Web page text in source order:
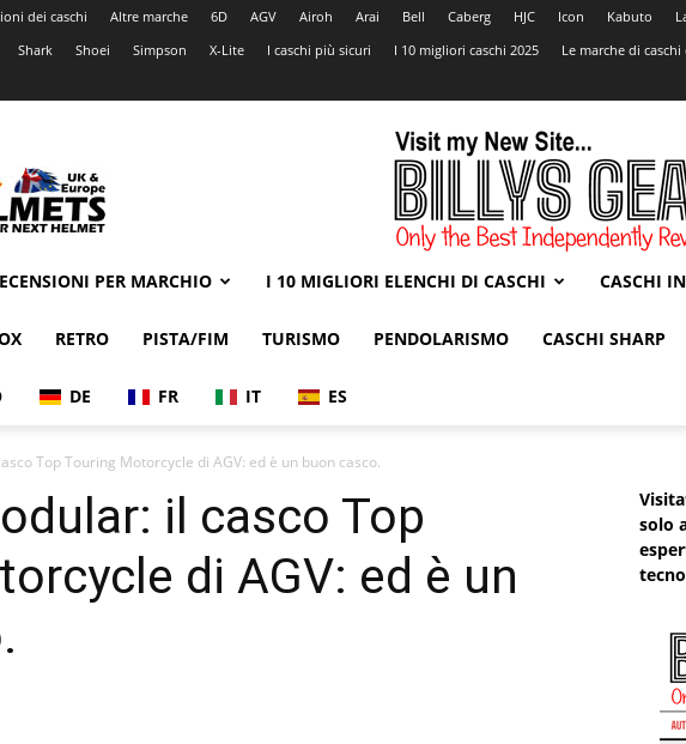
dei caschi Altre marche 6D AGV Airoh Arai Bell Caberg HJC Icon Kabuto
Shark Shoei Simpson X-Lite I caschi più sicuri I 10 migliori caschi 2025
Le marche di
PER MARCHIO I 10 MIGLIORI ELENCHI DI CASCHI CASCHI
RETRO PISTA/FIM TURISMO PENDOLARISMO CASCHI SHARP
DE FR IT ES
Top Touring Motorcycle di AGV: ed è un buon casco.
il casco Top
di AGV: ed è un
solo